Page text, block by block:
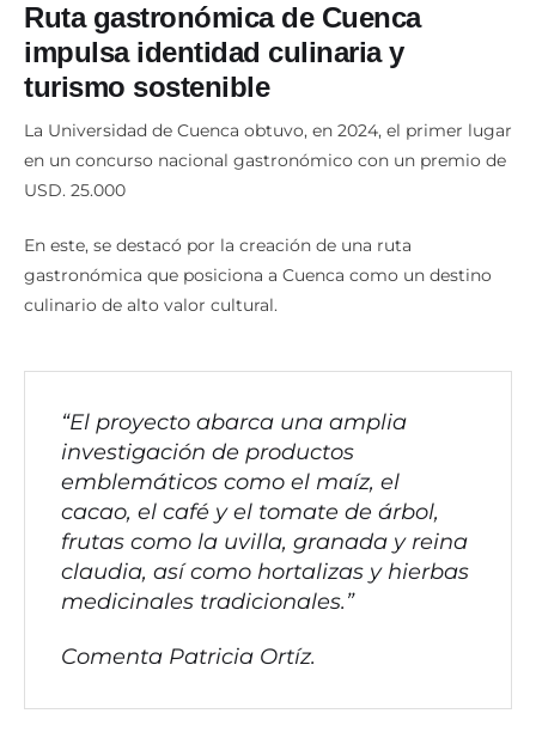
Ruta gastronómica de Cuenca
impulsa identidad culinaria y
turismo sostenible
La Universidad de Cuenca obtuvo, en 2024, el primer lugar
en un concurso nacional gastronómico con un premio de
USD. 25.000
En este, se destacó por la creación de una ruta
gastronómica que posiciona a Cuenca como un destino
culinario de alto valor cultural.
“El proyecto abarca una amplia
investigación de productos
emblemáticos como el maíz, el
cacao, el café y el tomate de árbol,
frutas como la uvilla, granada y reina
claudia, así como hortalizas y hierbas
medicinales tradicionales.”
Comenta Patricia Ortíz.